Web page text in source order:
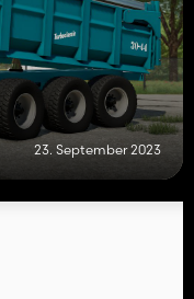
23. September 2023